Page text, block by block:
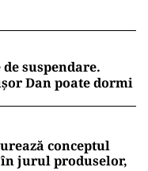
știrile? Urmărește